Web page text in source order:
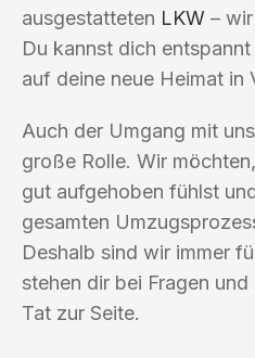
ausgestatteten LKW –
Du kannst dich
auf deine neue Heimat in
Auch der Umgang mit
große Rolle. Wir
gut aufgehoben fühlst
gesamten
Deshalb sind wir immer
stehen dir bei Fragen
Tat zur Seite.